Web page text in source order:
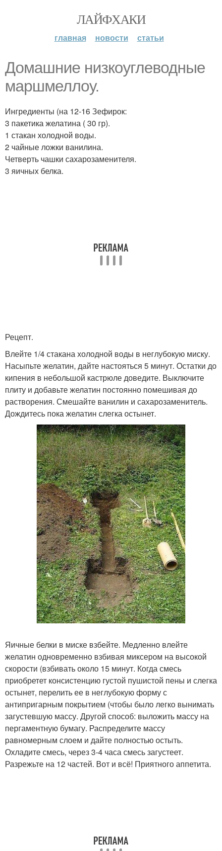
ЛАЙФХАКИ
главная новости статьи
Домашние низкоуглеводные
маршмеллоу.
Ингредиенты (на 12-16 Зефирок:
3 пакетика желатина ( 30 гр).
1 стакан холодной воды.
2 чайные ложки ванилина.
Четверть чашки сахарозаменителя.
3 яичных белка.
Рецепт.
Влейте 1/4 стакана холодной воды в неглубокую миску.
Насыпьте желатин, дайте настояться 5 минут. Остатки до
кипения в небольшой кастрюле доведите. Выключите
плиту и добавьте желатин постоянно помешивая до
растворения. Смешайте ванилин и сахарозаменитель.
Дождитесь пока желатин слегка остынет.
Яичные белки в миске взбейте. Медленно влейте
желатин одновременно взбивая миксером на высокой
скорости (взбивать около 15 минут. Когда смесь
приобретет консистенцию густой пушистой пены и слегка
остынет, перелить ее в неглубокую форму с
антипригарным покрытием (чтобы было легко вынимать
загустевшую массу. Другой способ: выложить массу на
пергаментную бумагу. Распределите массу
равномерным слоем и дайте полностью остыть.
Охладите смесь, через 3-4 часа смесь загустеет.
Разрежьте на 12 частей. Вот и всё! Приятного аппетита.